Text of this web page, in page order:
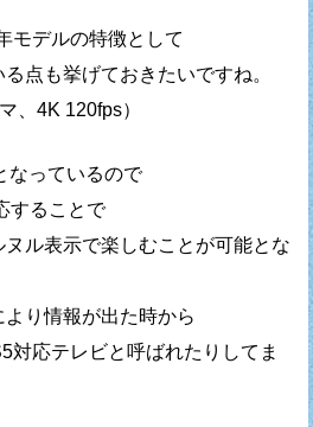
モデルの特徴として
点も挙げておきたいですね。
、4K 120fps）
なっているので
することで
ル表示で楽しむことが可能とな
より情報が出た時から
対応テレビと呼ばれたりしてま